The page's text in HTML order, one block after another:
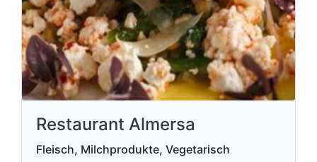
Restaurant Almersa
Fleisch, Milchprodukte, Vegetarisch